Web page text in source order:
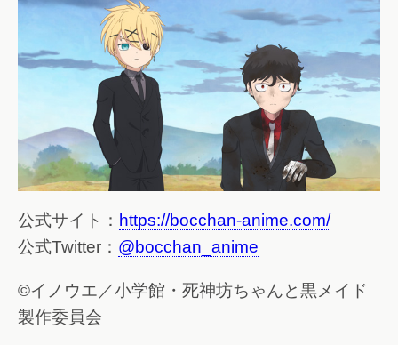
公式サイト： https://bocchan-anime.com/
公式Twitter： @bocchan_anime
©イノウエ／小学館・死神坊ちゃんと黒メイド
製作委員会